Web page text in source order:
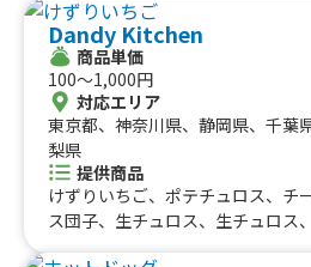
ル（5個入）、フリフリポテト、三
ッケ弁当、たい焼き、牛タン串、
ハイボール、酎ハイ、ノーアルコ
ツ、コロッケセット、その他サイ
ふわ果実かき氷、ハワイアンバー
氷）、生ビール、ハイボール、酎
かき氷、三田牛（メンチカツ、コ
グ、チーズボール、フランクフル
ージーパイ、かき氷、かしみん焼
Dandy Kitchen
商品単価
100〜1,000円
対応エリア
東京都、神奈川県、静岡県、千葉
梨県
提供商品
けずりいちご、ポテチュロス、チ
ス団子、生チュロス、生チュロス